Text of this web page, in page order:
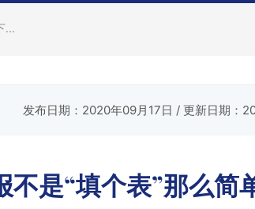
...
发布日期：2020年09月17日 / 更新日期：
不是“填个表”那么简